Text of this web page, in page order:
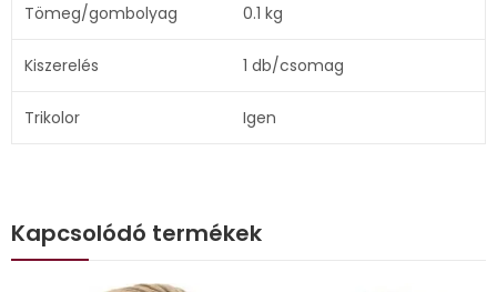
Tömeg/gombolyag 0.1 kg
Kiszerelés 1 db/csomag
Trikolor Igen
Kapcsolódó termékek